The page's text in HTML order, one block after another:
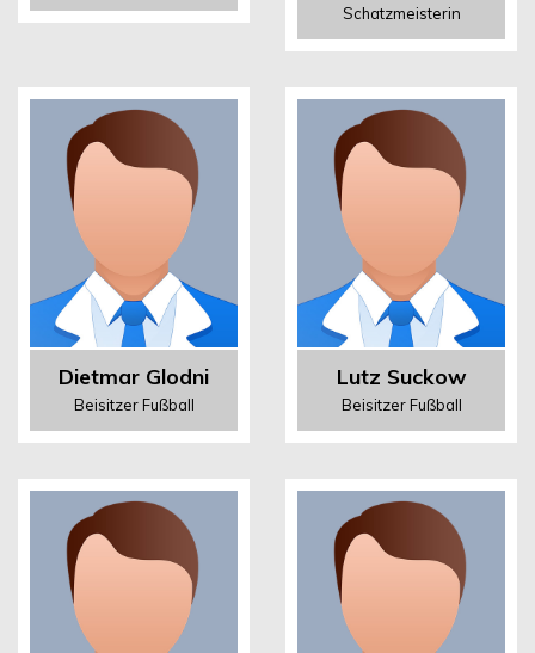
Schatzmeisterin
Dietmar Glodni
Beisitzer Fußball
Lutz Suckow
Beisitzer Fußball